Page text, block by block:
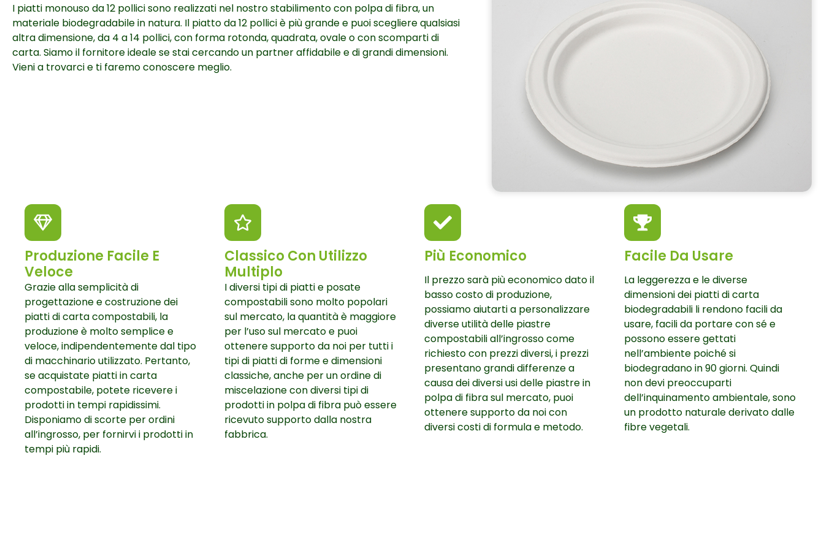
I piatti monouso da 12 pollici sono realizzati nel nostro stabilimento con polpa di fibra, un
materiale biodegradabile in natura. Il piatto da 12 pollici è più grande e puoi scegliere qualsiasi
altra dimensione, da 4 a 14 pollici, con forma rotonda, quadrata, ovale o con scomparti di
carta. Siamo il fornitore ideale se stai cercando un partner affidabile e di grandi dimensioni.
Vieni a trovarci e ti faremo conoscere meglio.
Produzione Facile E
Veloce
Grazie alla semplicità di
progettazione e costruzione dei
piatti di carta compostabili, la
produzione è molto semplice e
veloce, indipendentemente dal tipo
di macchinario utilizzato. Pertanto,
se acquistate piatti in carta
compostabile, potete ricevere i
prodotti in tempi rapidissimi.
Disponiamo di scorte per ordini
all’ingrosso, per fornirvi i prodotti in
tempi più rapidi.
Classico Con Utilizzo
Multiplo
I diversi tipi di piatti e posate
compostabili sono molto popolari
sul mercato, la quantità è maggiore
per l’uso sul mercato e puoi
ottenere supporto da noi per tutti i
tipi di piatti di forme e dimensioni
classiche, anche per un ordine di
miscelazione con diversi tipi di
prodotti in polpa di fibra può essere
ricevuto supporto dalla nostra
fabbrica.
Più Economico
Il prezzo sarà più economico dato il
basso costo di produzione,
possiamo aiutarti a personalizzare
diverse utilità delle piastre
compostabili all’ingrosso come
richiesto con prezzi diversi, i prezzi
presentano grandi differenze a
causa dei diversi usi delle piastre in
polpa di fibra sul mercato, puoi
ottenere supporto da noi con
diversi costi di formula e metodo.
Facile Da Usare
La leggerezza e le diverse
dimensioni dei piatti di carta
biodegradabili li rendono facili da
usare, facili da portare con sé e
possono essere gettati
nell’ambiente poiché si
biodegradano in 90 giorni. Quindi
non devi preoccuparti
dell’inquinamento ambientale, sono
un prodotto naturale derivato dalle
fibre vegetali.